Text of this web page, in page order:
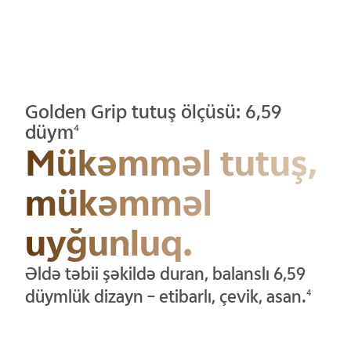
Golden Grip tutuş ölçüsü: 6,59
düym4
Mükəmməl tutuş,
mükəmməl
uyğunluq.
Əldə təbii şəkildə duran, balanslı 6,59
düymlük dizayn – etibarlı, çevik, asan.4